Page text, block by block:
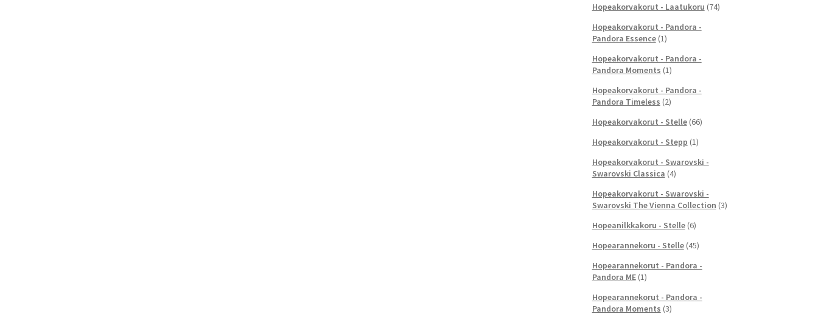
Hopeakorvakorut - Laatukoru (74)
Hopeakorvakorut - Pandora -
Pandora Essence (1)
Hopeakorvakorut - Pandora -
Pandora Moments (1)
Hopeakorvakorut - Pandora -
Pandora Timeless (2)
Hopeakorvakorut - Stelle (66)
Hopeakorvakorut - Stepp (1)
Hopeakorvakorut - Swarovski -
Swarovski Classica (4)
Hopeakorvakorut - Swarovski -
Swarovski The Vienna Collection (3)
Hopeanilkkakoru - Stelle (6)
Hopearannekoru - Stelle (45)
Hopearannekorut - Pandora -
Pandora ME (1)
Hopearannekorut - Pandora -
Pandora Moments (3)